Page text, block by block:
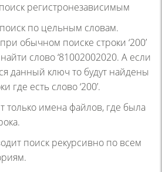
регистронезависимым
по цельным словам.
обычном поиске строки ‘200’
слово ‘81002002020. А если
данный ключ то будут найдены
где есть слово ‘200’.
только имена файлов, где была
поиск рекурсивно по всем